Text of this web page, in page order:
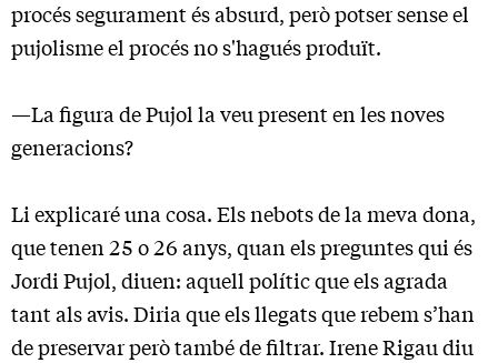
procés segurament és absurd, però potser sense el
pujolisme el procés no s'hagués produït.
—La figura de Pujol la veu present en les noves
generacions?
Li explicaré una cosa. Els nebots de la meva dona,
que tenen 25 o 26 anys, quan els preguntes qui és
Jordi Pujol, diuen: aquell polític que els agrada
tant als avis. Diria que els llegats que rebem s’han
de preservar però també de filtrar. Irene Rigau diu